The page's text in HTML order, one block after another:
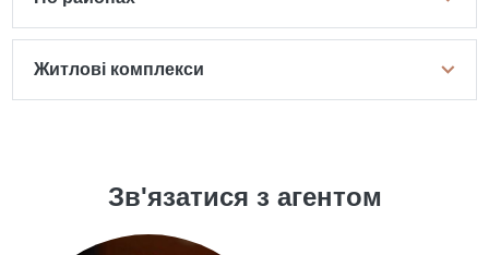
Житлові комплекси
Зв'язатися з агентом